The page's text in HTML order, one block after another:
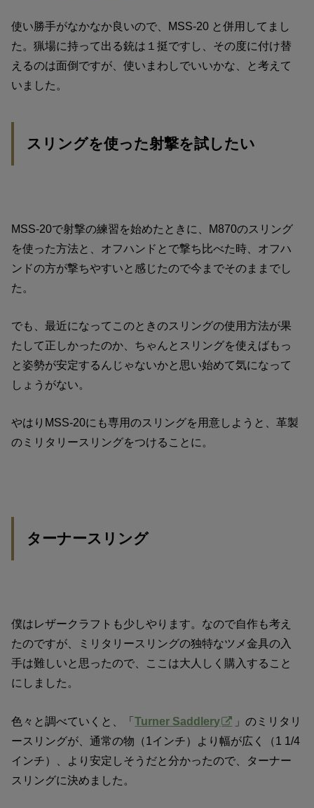
使い勝手がなかなか良いので、MSS-20 と併用してまし
た。猟場に持って出る銃は１挺ですし、その度に付け替
えるのは面倒ですが、使いまわしでいいかな、と考えて
いました。
スリングを使った射撃を試したい
MSS-20で射撃の練習を始めたときに、M870のスリング
を使った方法と、オフハンドとで撃ち比べた時、オフハ
ンドの方が撃ちやすいと感じたので今までそのままでし
た。
でも、最近になってこのときのスリングの使用方法が果
たして正しかったのか、ちゃんとスリングを使えばもっ
と姿勢が安定するんじゃないかと思い始めて気になって
しょうがない。
やはりMSS-20にも専用のスリングを用意しようと、革製
のミリタリースリングをつけることに。
ターナースリング
僕はレザークラフトも少しやります。なので自作も考え
たのですが、ミリタリースリングの独特なツメ金具の入
手は難しいと思ったので、ここは大人しく購入すること
にしました。
色々と調べていくと、「Turner Saddlery
」のミリタリ
ースリングが、通常の物（1インチ）より幅が広く（1 1/4
インチ）、より安定しそうだと分かったので、ターナー
スリングに決めました。